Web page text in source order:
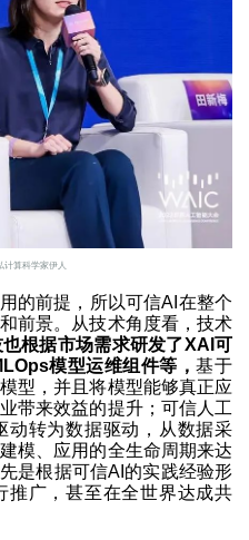
计算科学家伊人
的前提，所以可信AI在整个
前景。从技术角度看，技术
根据市场需求研发了XAI可
模型运维组件等，基于
型，并且将模型能够真正应
带来效益的提升；可信人工
动转为数据驱动，从数据采
模、应用的全生命周期来达
是根据可信AI的实践经验形
推广，甚至在全世界达成共